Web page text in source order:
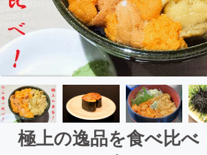
極上の逸品を食べ比べ